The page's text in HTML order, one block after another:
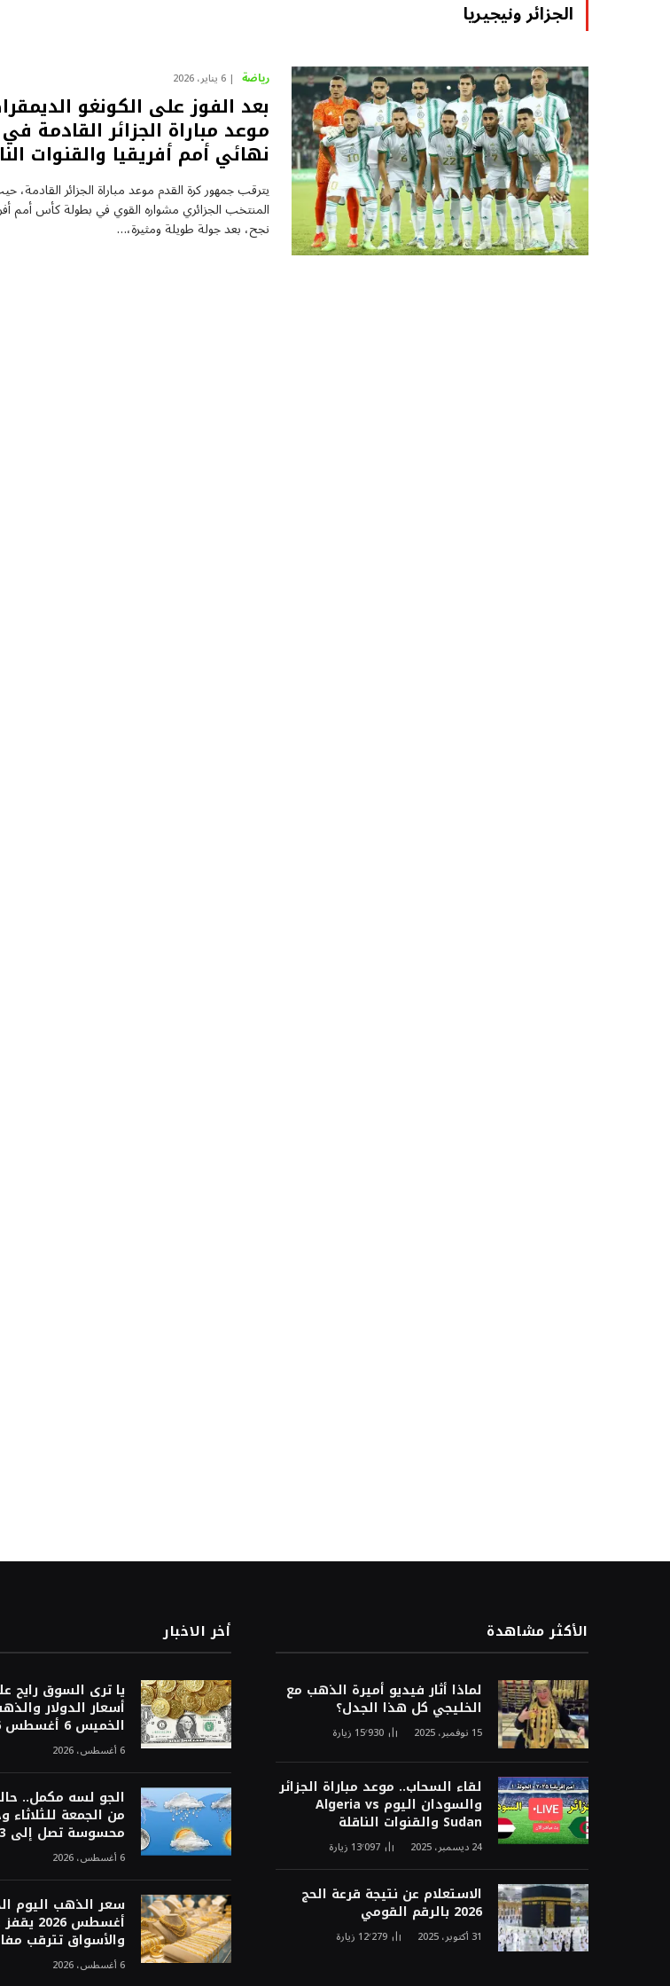
الجزائر ونيجيريا
رياضة 6 يناير، 2026
بعد الفوز على الكونغو
موعد مباراة الجزائر القادمة
نهائي أمم أفريقيا والقنوات
يترقب جمهور كرة القدم موعد مباراة الجزائر القادمة،
نجح، بعد جولة طويلة ومثيرة،…
الأكثر مشاهدة
لماذا أثار فيديو أميرة الذهب مع
الخليجي كل هذا الجدل؟
15 نوفمبر، 2025 15٬930 زيارة
لقاء السحاب.. موعد مباراة الجزائر
والسودان اليوم Algeria vs
Sudan والقنوات الناقلة
24 ديسمبر، 2025 13٬097 زيارة
الاستعلام عن نتيجة قرعة الحج
2026 بالرقم القومي
31 أكتوبر، 2025 12٬279 زيارة
أخر الاخبار
يا ترى السوق رايح
أسعار الدولار
الخميس 6 أغسطس 2026
6 أغسطس، 2026
الجو لسه مكمل..
من الجمعة للثلاثاء
محسوسة تصل إلى 43 درجة
6 أغسطس، 2026
أغسطس
والأسواق تترقب
6 أغسطس، 2026